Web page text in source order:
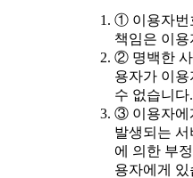
① 이용자번
책임은 이
② 명백한 사
용자가 이
수 없습니다.
③ 이용자에
발생되는
에 의한 부
용자에게 있